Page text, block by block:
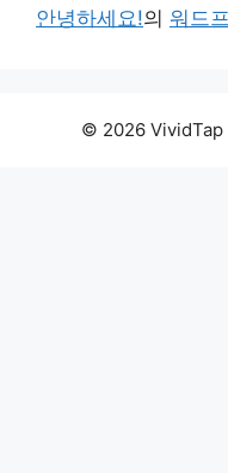
안녕하세요!의 워드
© 2026 VividTap